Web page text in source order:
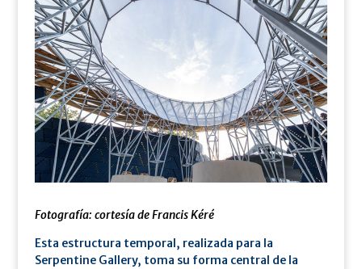
Fotografía: cortesía de Francis Kéré
Esta estructura temporal, realizada para la
Serpentine Gallery, toma su forma central de la